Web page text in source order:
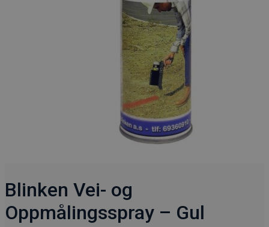
Blinken Vei- og
Oppmålingsspray – Gul